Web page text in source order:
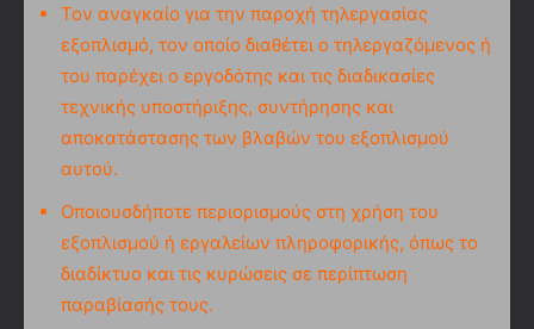
Τον αναγκαίο για την παροχή τηλεργασίας
εξοπλισμό, τον οποίο διαθέτει ο τηλεργαζόμενος ή
του παρέχει ο εργοδότης και τις διαδικασίες
τεχνικής υποστήριξης, συντήρησης και
αποκατάστασης των βλαβών του εξοπλισμού
αυτού.
Οποιουσδήποτε περιορισμούς στη χρήση του
εξοπλισμού ή εργαλείων πληροφορικής, όπως το
διαδίκτυο και τις κυρώσεις σε περίπτωση
παραβίασής τους.